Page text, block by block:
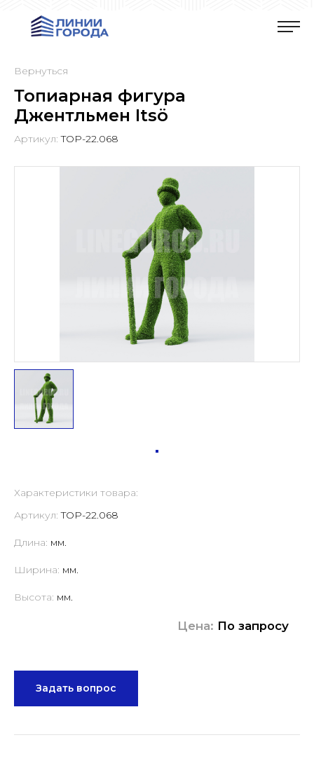
Вернуться
Топиарная фигура
Джентльмен Itsö
Артикул: TOP-22.068
Характеристики товара:
Артикул:TOP-22.068
Длина: мм.
Ширина: мм.
Высота: мм.
Цена: По запросу
Задать вопрос